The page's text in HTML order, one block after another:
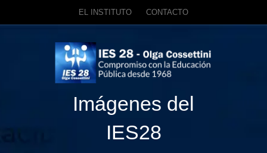
EL INSTITUTO
CONTACTO
Imágenes del
IES28